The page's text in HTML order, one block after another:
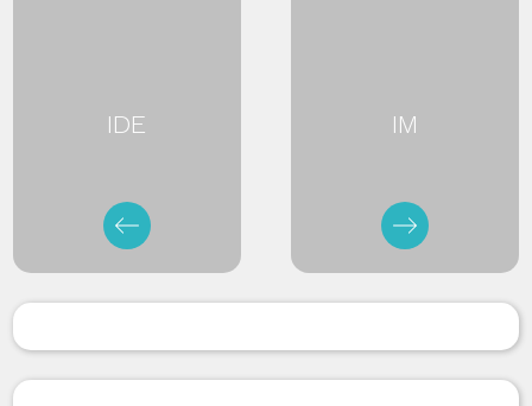
IDE IM